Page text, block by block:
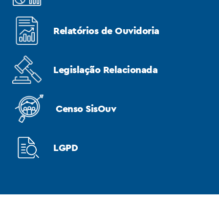
Relatórios de Ouvidoria
Legislação Relacionada
Censo SisOuv
LGPD